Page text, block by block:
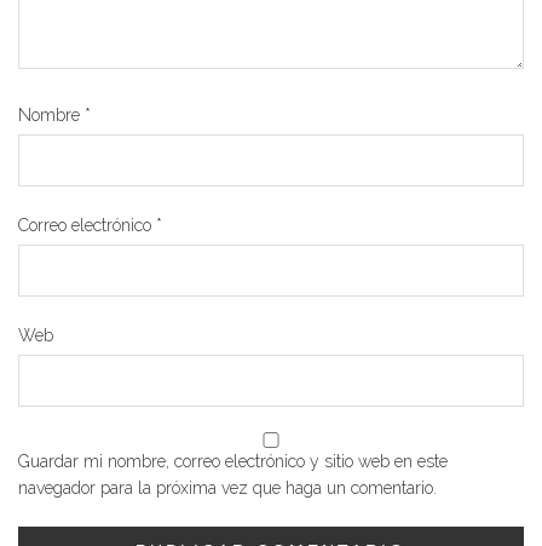
Nombre *
Correo electrónico *
Web
Guardar mi nombre, correo electrónico y sitio web en este
navegador para la próxima vez que haga un comentario.